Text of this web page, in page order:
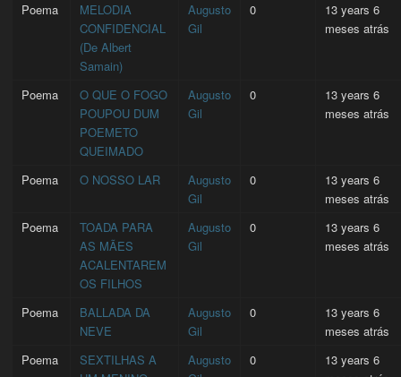
Poema
MELODIA
CONFIDENCIAL
(De Albert
Samain)
Augusto
Gil
0
13 years 6
meses atrás
Poema
O QUE O FOGO
POUPOU DUM
POEMETO
QUEIMADO
Augusto
Gil
0
13 years 6
meses atrás
Poema O NOSSO LAR
Augusto
Gil
0
13 years 6
meses atrás
Poema
TOADA PARA
AS MÃES
ACALENTAREM
OS FILHOS
Augusto
Gil
0
13 years 6
meses atrás
Poema
BALLADA DA
NEVE
Augusto
Gil
0
13 years 6
meses atrás
Poema
SEXTILHAS A
Augusto
0
13 years 6